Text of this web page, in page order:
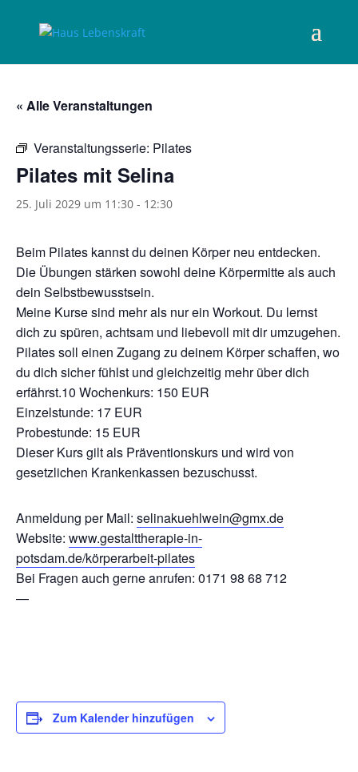
« Alle Veranstaltungen
Veranstaltungsserie: Pilates
Pilates mit Selina
25. Juli 2029 um 11:30 - 12:30
Beim Pilates kannst du deinen Körper neu entdecken.
Die Übungen stärken sowohl deine Körpermitte als auch
dein Selbstbewusstsein.
Meine Kurse sind mehr als nur ein Workout. Du lernst
dich zu spüren, achtsam und liebevoll mit dir umzugehen.
Pilates soll einen Zugang zu deinem Körper schaffen, wo
du dich sicher fühlst und gleichzeitig mehr über dich
erfährst.10 Wochenkurs: 150 EUR
Einzelstunde: 17 EUR
Probestunde: 15 EUR
Dieser Kurs gilt als Präventionskurs und wird von
gesetzlichen Krankenkassen bezuschusst.
Anmeldung per Mail: selinakuehlwein@gmx.de
Website: www.gestalttherapie-in-
potsdam.de/körperarbeit-pilates
Bei Fragen auch gerne anrufen: 0171 98 68 712
—
Zum Kalender hinzufügen